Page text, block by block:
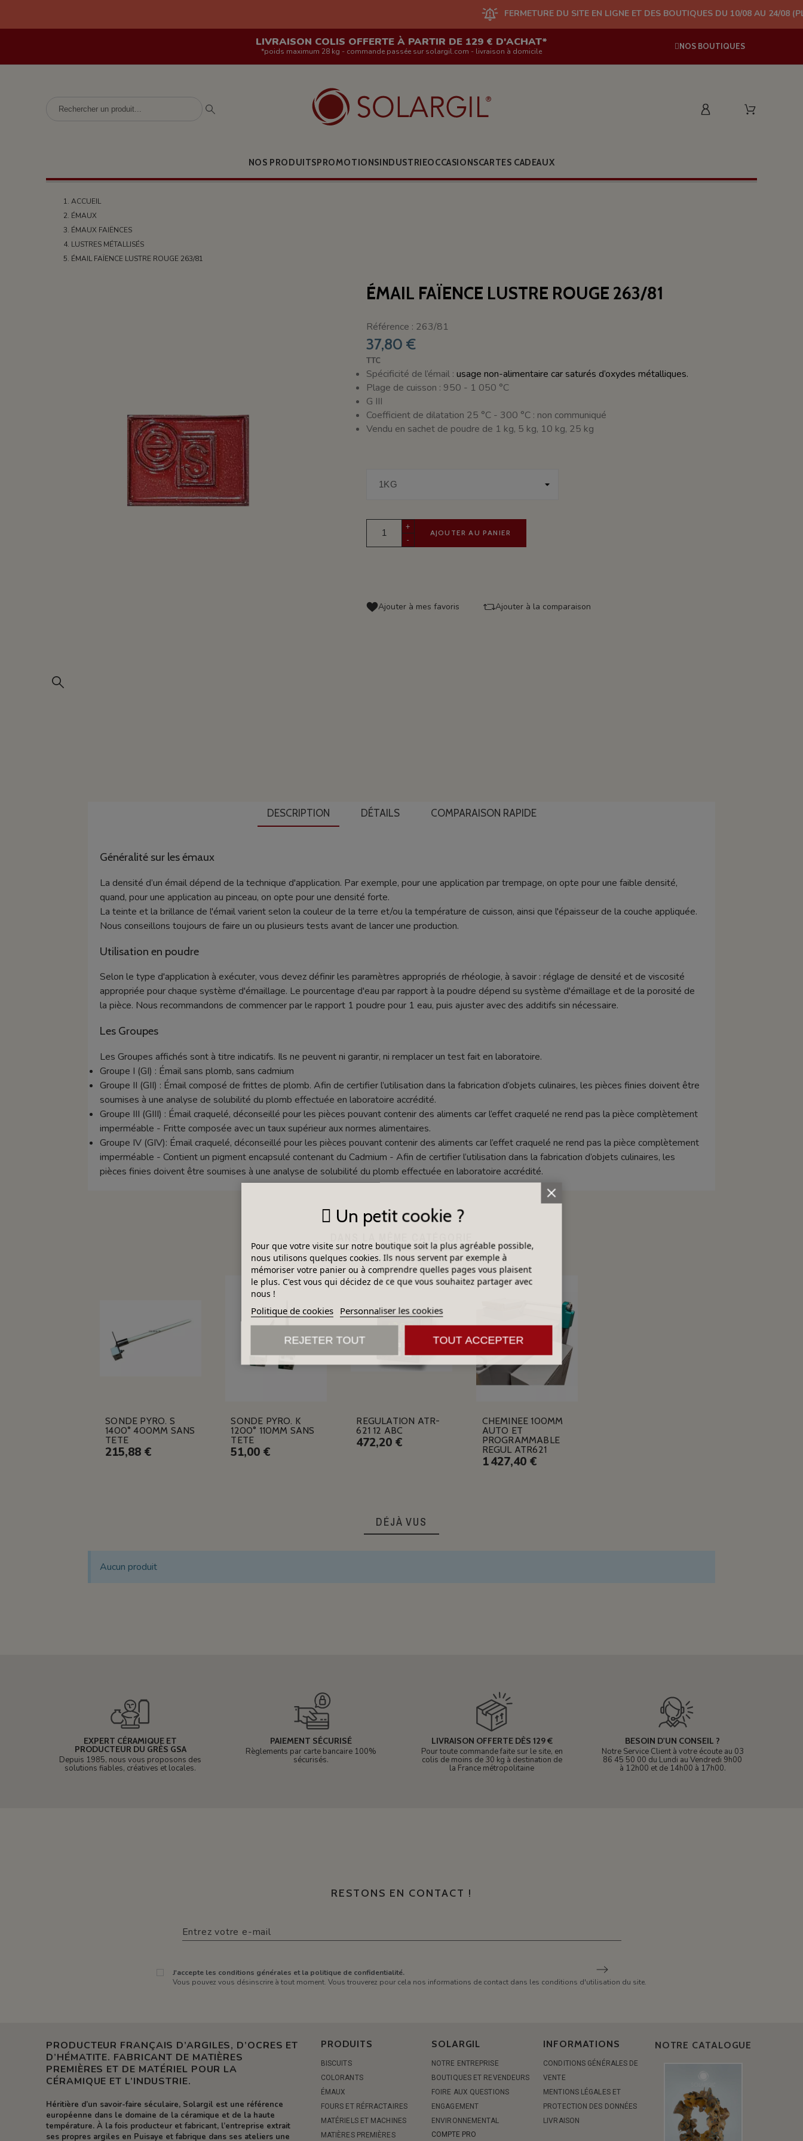
FERMETURE DU SITE EN LIGNE ET DES BOUTIQUES DU 10/08 AU 24/08 (PLUS
LIVRAISON COLIS OFFERTE À PARTIR DE 129 € D'ACHAT*
*poids maximum 28 kg - commande passée sur solargil.com - livraison à domicile
NOS BOUTIQUES
NOS PRODUITSPROMOTIONSINDUSTRIEOCCASIONSCARTES CADEAUX
ACCUEIL
ÉMAUX
ÉMAUX FAIËNCES
LUSTRES MÉTALLISÉS
ÉMAIL FAÏENCE LUSTRE ROUGE 263/81
ÉMAIL FAÏENCE LUSTRE ROUGE 263/81
Référence : 263/81
37,80 €
TTC
Spécificité de l’émail : usage non-alimentaire car saturés d’oxydes métalliques.
Plage de cuisson : 950 - 1 050 °C
G III
Coefficient de dilatation 25 °C - 300 °C : non communiqué
Vendu en sachet de poudre de 1 kg, 5 kg, 10 kg, 25 kg
+
-
AJOUTER AU PANIER
Ajouter à mes favoris Ajouter à la comparaison
DESCRIPTION DÉTAILS COMPARAISON RAPIDE
Généralité sur les émaux
La densité d’un émail dépend de la technique d'application. Par exemple, pour une application par trempage, on opte pour une faible densité,
quand, pour une application au pinceau, on opte pour une densité forte.
La teinte et la brillance de l'émail varient selon la couleur de la terre et/ou la température de cuisson, ainsi que l'épaisseur de la couche appliquée.
Nous conseillons toujours de faire un ou plusieurs tests avant de lancer une production.
Utilisation en poudre
Selon le type d'application à exécuter, vous devez définir les paramètres appropriés de rhéologie, à savoir : réglage de densité et de viscosité
appropriée pour chaque système d'émaillage. Le pourcentage d'eau par rapport à la poudre dépend su système d'émaillage et de la porosité de
la pièce. Nous recommandons de commencer par le rapport 1 poudre pour 1 eau, puis ajuster avec des additifs sin nécessaire.
Les Groupes
Les Groupes affichés sont à titre indicatifs. Ils ne peuvent ni garantir, ni remplacer un test fait en laboratoire.
Groupe I (GI) : Émail sans plomb, sans cadmium
Groupe II (GII) : Émail composé de frittes de plomb. Afin de certifier l’utilisation dans la fabrication d’objets culinaires, les pièces finies doivent être
soumises à une analyse de solubilité du plomb effectuée en laboratoire accrédité.
Groupe III (GIII) : Émail craquelé, déconseillé pour les pièces pouvant contenir des aliments car l’effet craquelé ne rend pas la pièce complètement
imperméable - Fritte composée avec un taux supérieur aux normes alimentaires.
Groupe IV (GIV): Émail craquelé, déconseillé pour les pièces pouvant contenir des aliments car l’effet craquelé ne rend pas la pièce complètement
imperméable - Contient un pigment encapsulé contenant du Cadmium - Afin de certifier l’utilisation dans la fabrication d’objets culinaires, les
pièces finies doivent être soumises à une analyse de solubilité du plomb effectuée en laboratoire accrédité.
SONDE PYRO. S
1400° 400MM SANS
TETE
215,88 €
SONDE PYRO. K
1200° 110MM SANS
TETE
51,00 €
REGULATION ATR-
621 12 ABC
472,20 €
CHEMINEE 100MM
AUTO ET
PROGRAMMABLE
REGUL ATR621
1 427,40 €
DÉJÀ VUS
Aucun produit
EXPERT CÉRAMIQUE ET
PRODUCTEUR DU GRÈS GSA
Depuis 1985, nous vous proposons des
solutions fiables, créatives et locales.
PAIEMENT SÉCURISÉ
Règlements par carte bancaire 100%
sécurisés.
LIVRAISON OFFERTE DÈS 129 €
Pour toute commande faite sur le site, en
colis de moins de 30 kg à destination de
la France métropolitaine
BESOIN D'UN CONSEIL ?
Notre Service Client à votre écoute au 03
86 45 50 00 du Lundi au Vendredi 9h00
à 12h00 et de 14h00 à 17h00.
RESTONS EN CONTACT !
J'accepte les conditions générales et la politique de confidentialité.
Vous pouvez vous désinscrire à tout moment. Vous trouverez pour cela nos informations de contact dans les conditions d'utilisation du site.
PRODUCTEUR FRANÇAIS D’ARGILES, D’OCRES ET
D’HÉMATITE. FABRICANT DE MATIÈRES
PREMIÈRES ET DE MATÉRIEL POUR LA
CÉRAMIQUE ET L’INDUSTRIE.
Héritière d’un savoir-faire séculaire, Solargil est une référence
européenne dans le domaine de la céramique et de la haute
température. À la fois producteur et fabricant, l’entreprise extrait
ses propres argiles en Puisaye et fabrique dans ses ateliers une
PRODUITS
BISCUITS
COLORANTS
ÉMAUX
FOURS ET RÉFRACTAIRES
MATÉRIELS ET MACHINES
MATIÈRES PREMIÈRES
SOLARGIL
NOTRE ENTREPRISE
BOUTIQUES ET REVENDEURS
FOIRE AUX QUESTIONS
ENGAGEMENT
ENVIRONNEMENTAL
COMPTE PRO
INFORMATIONS
CONDITIONS GÉNÉRALES DE
VENTE
MENTIONS LÉGALES ET
PROTECTION DES DONNÉES
LIVRAISON
NOTRE CATALOGUE
Un petit cookie ?
Pour que votre visite sur notre boutique soit la plus agréable possible,
nous utilisons quelques cookies. Ils nous servent par exemple à
mémoriser votre panier ou à comprendre quelles pages vous plaisent
le plus. C'est vous qui décidez de ce que vous souhaitez partager avec
nous !
Politique de cookies Personnaliser les cookies
REJETER TOUT TOUT ACCEPTER